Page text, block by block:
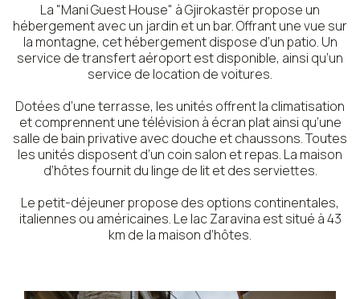
La "Mani Guest House" à Gjirokastër propose un
hébergement avec un jardin et un bar. Offrant une vue sur
la montagne, cet hébergement dispose d’un patio. Un
service de transfert aéroport est disponible, ainsi qu’un
service de location de voitures.
Dotées d’une terrasse, les unités offrent la climatisation
et comprennent une télévision à écran plat ainsi qu’une
salle de bain privative avec douche et chaussons. Toutes
les unités disposent d’un coin salon et repas. La maison
d’hôtes fournit du linge de lit et des serviettes.
Le petit-déjeuner propose des options continentales,
italiennes ou américaines. Le lac Zaravina est situé à 43
km de la maison d’hôtes.